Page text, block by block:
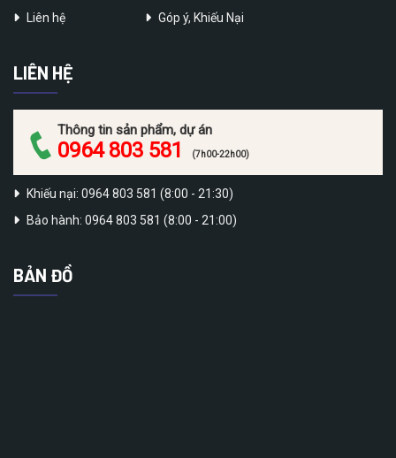
Liên hệ
Góp ý, Khiếu Nại
LIÊN HỆ
Thông tin sản phẩm, dự án
0964 803 581 (7h00-22h00)
Khiếu nại: 0964 803 581 (8:00 - 21:30)
Bảo hành: 0964 803 581 (8:00 - 21:00)
BẢN ĐỒ